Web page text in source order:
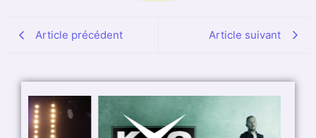
Article précédent Article suivant